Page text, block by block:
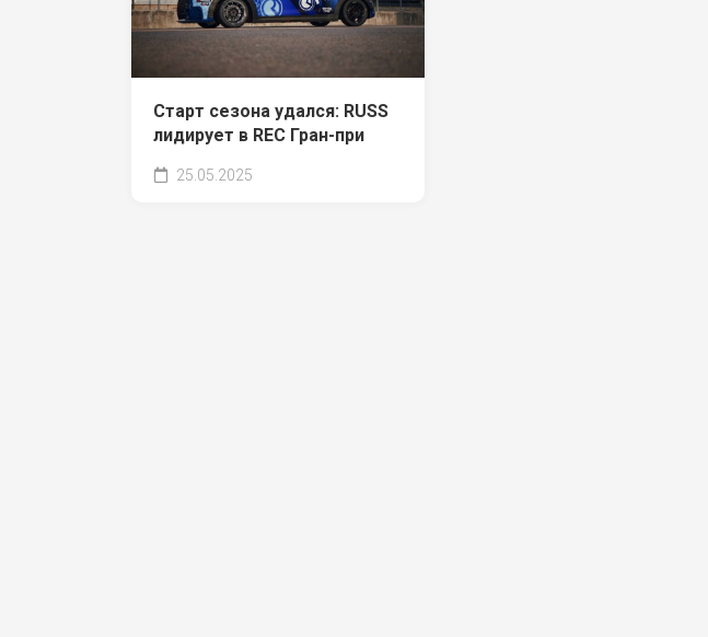
Старт сезона удался: RUSS
лидирует в REC Гран-при
25.05.2025